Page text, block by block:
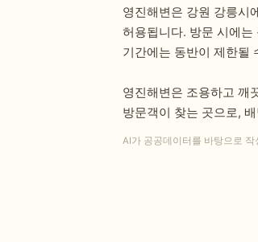
영진해변은 강원 강릉시
허용됩니다. 방문 시에
기간에는 동반이 제한될
영진해변은 조용하고 깨
방문객이 찾는 곳으로,
AI가 공공데이터를 바탕으로